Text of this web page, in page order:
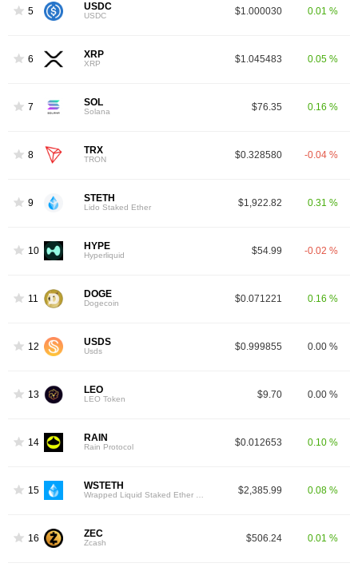
5 USDC
USDC $1.000030 0.01 %
6 XRP
XRP $1.045483 0.05 %
7 SOL
Solana $76.35 0.16 %
8 TRX
TRON $0.328580 -0.04 %
9 STETH
Lido Staked Ether $1,922.82 0.31 %
10 HYPE
Hyperliquid $54.99 -0.02 %
11 DOGE
Dogecoin $0.071221 0.16 %
12 USDS
Usds $0.999855 0.00 %
13 LEO
LEO Token $9.70 0.00 %
14 RAIN
Rain Protocol $0.012653 0.10 %
15 WSTETH $2,385.99 0.08 %
16 ZEC
Zcash $506.24 0.01 %